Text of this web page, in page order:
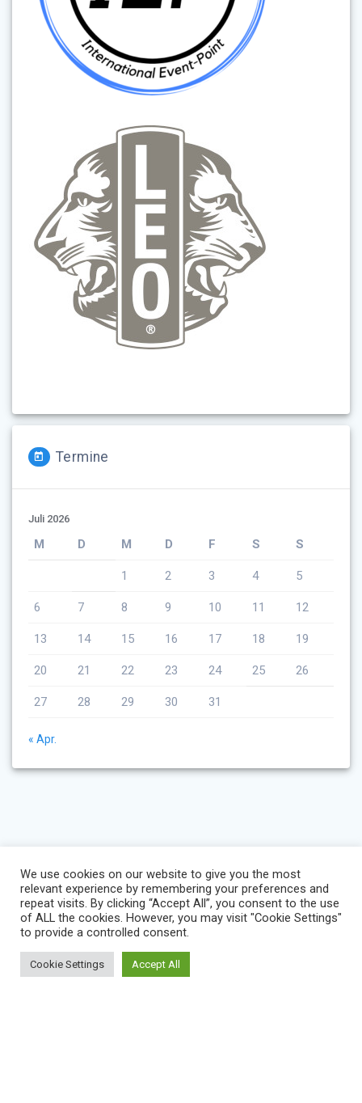
Termine
Juli 2026
M D M D F S S
1 2 3 4 5
6 7 8 9 10 11 12
13 14 15 16 17 18 19
20 21 22 23 24 25 26
27 28 29 30 31
« Apr.
We use cookies on our website to give you the most
relevant experience by remembering your preferences and
repeat visits. By clicking “Accept All”, you consent to the use
of ALL the cookies. However, you may visit "Cookie Settings"
to provide a controlled consent.
Cookie Settings Accept All